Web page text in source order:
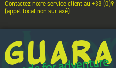
Contactez notre service client au +33
(appel local non surtaxé)